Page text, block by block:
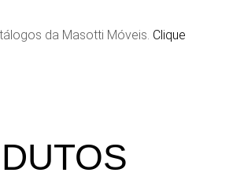
da Masotti Móveis. Clique